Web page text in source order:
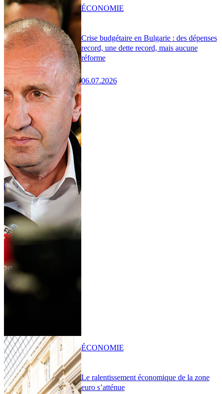
Crise budgétaire en Bulgarie : des dépenses
record, une dette record, mais aucune
réforme
06.07.2026
ÉCONOMIE
Le ralentissement économique de la zone
euro s’atténue
ÉCONOMIE